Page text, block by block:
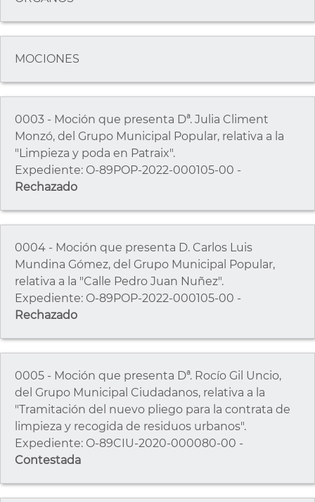
MOCIONES
0003 - Moción que presenta Dª. Julia Climent
Monzó, del Grupo Municipal Popular, relativa a la
"Limpieza y poda en Patraix".
Expediente: O-89POP-2022-000105-00 -
Rechazado
0004 - Moción que presenta D. Carlos Luis
Mundina Gómez, del Grupo Municipal Popular,
relativa a la "Calle Pedro Juan Nuñez".
Expediente: O-89POP-2022-000105-00 -
Rechazado
0005 - Moción que presenta Dª. Rocío Gil Uncio,
del Grupo Municipal Ciudadanos, relativa a la
"Tramitación del nuevo pliego para la contrata de
limpieza y recogida de residuos urbanos".
Expediente: O-89CIU-2020-000080-00 -
Contestada